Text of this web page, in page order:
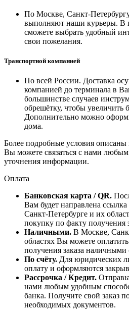
По Москве, Санкт-
выполняют наши курьеры. В
сможете выбрать удобный
свои пожелания.
Транспортной компанией
По всей России. Доставка
компанией до терминала в
большинстве случаев
обрешётку, чтобы увеличить
Дополнительно можно
дома.
Более подробные условия описаны
Вы можете связаться с нами
уточнения информации.
Оплата
Банковская карта / QR.
Вам будет направлена
Санкт-Петербурге и их
покупку по факту получения
Наличными. В Москве,
областях Вы можете
получения заказа наличными
По счёту. Для юридических
оплату и оформляются
Рассрочка / Кредит.
нами любым удобным
банка. Получите свой заказ
необходимых документов.